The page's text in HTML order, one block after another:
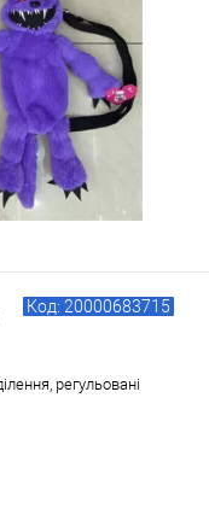
Код: 20000683715
регульовані